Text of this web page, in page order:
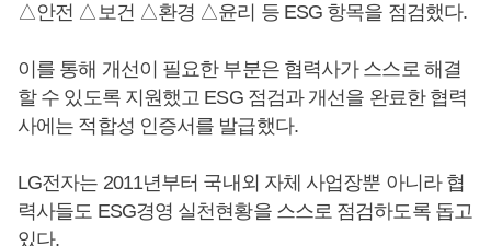
△안전 △보건 △환경 △윤리 등 ESG 항목을 점검했다.
이를 통해 개선이 필요한 부분은 협력사가 스스로 해결
할 수 있도록 지원했고 ESG 점검과 개선을 완료한 협력
사에는 적합성 인증서를 발급했다.
LG전자는 2011년부터 국내외 자체 사업장뿐 아니라 협
력사들도 ESG경영 실천현황을 스스로 점검하도록 돕고
있다.